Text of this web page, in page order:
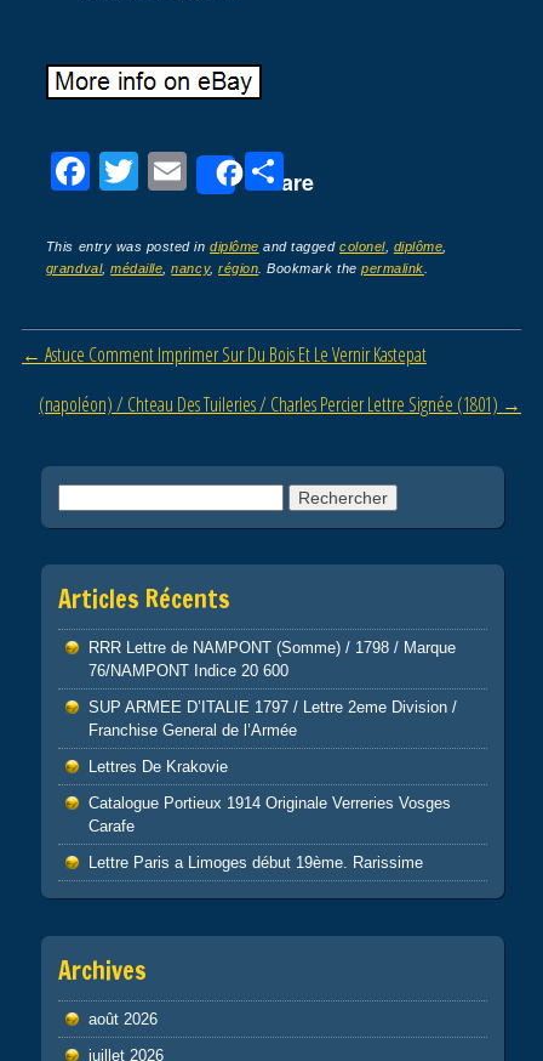
F
c
e
b
o
o
T
tt
er
E
ail
Share
P
ta
g
er
This entry was posted indiplôme and taggedcolonel, diplôme
grandval,médaille ,nancy,région . Bookmark thepermalink
Post navigation
← Astuce Comment Imprimer Sur Du Bois Et Le Vernir Kastepat
(napoléon) / Chteau Des Tuileries / Charles Percier Lettre Signée (1801) →
Articles Récents
RRR Lettre de NAMPONT (Somme) / 1798 / Marque
76/NAMPONT Indice 20 600
SUP ARMEE D’ITALIE 1797 / Lettre 2eme Division /
Franchise General de l’Armée
Lettres De Krakovie
Catalogue Portieux 1914 Originale Verreries Vosges
Carafe
Lettre Paris a Limoges début 19ème. Rarissime
Archives
août 2026
juillet 2026